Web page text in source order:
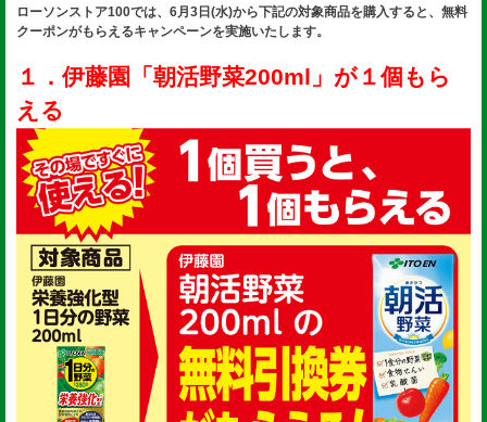
ローソンストア100では、6月3日(水)から下記の対象商品を購入すると、無料
クーポンがもらえるキャンペーンを実施いたします。
１．伊藤園「朝活野菜200ml」が１個もら
える